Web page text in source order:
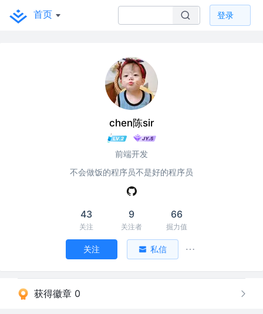
首页 登录
chen陈sir
前端开发
不会做饭的程序员不是好的程序员
43
关注
9
关注者
66
掘力值
关注 私信
获得徽章 0